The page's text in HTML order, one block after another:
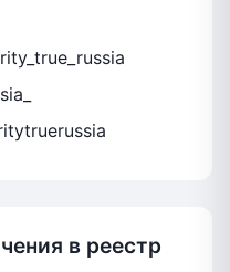
в реестр